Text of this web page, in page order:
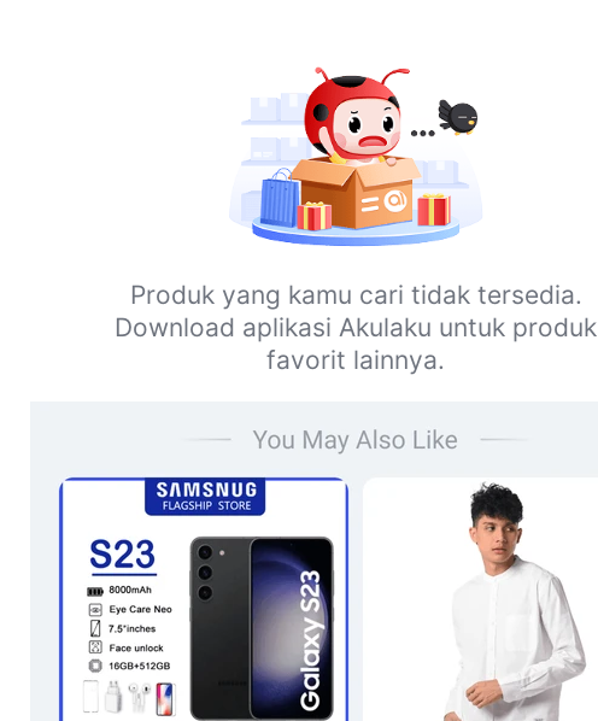
Produk yang kamu cari tidak tersedia.
Download aplikasi Akulaku untuk produk
favorit lainnya.